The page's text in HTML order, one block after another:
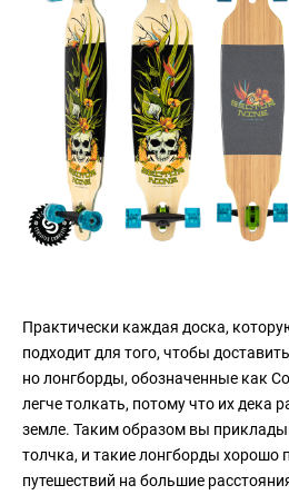
Практически каждая доска,
подходит для того, чтобы
но лонгборды, обозначенные как
легче толкать, потому что их дека
земле. Таким образом вы
толчка, и такие лонгборды хорошо
путешествий на большие